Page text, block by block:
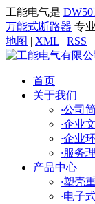
工能电气是
万能式断路器 专
地图 | XML | RSS
首页
关于我们
·公司
·企业
·企业
·服务
产品中心
·塑壳
·电子